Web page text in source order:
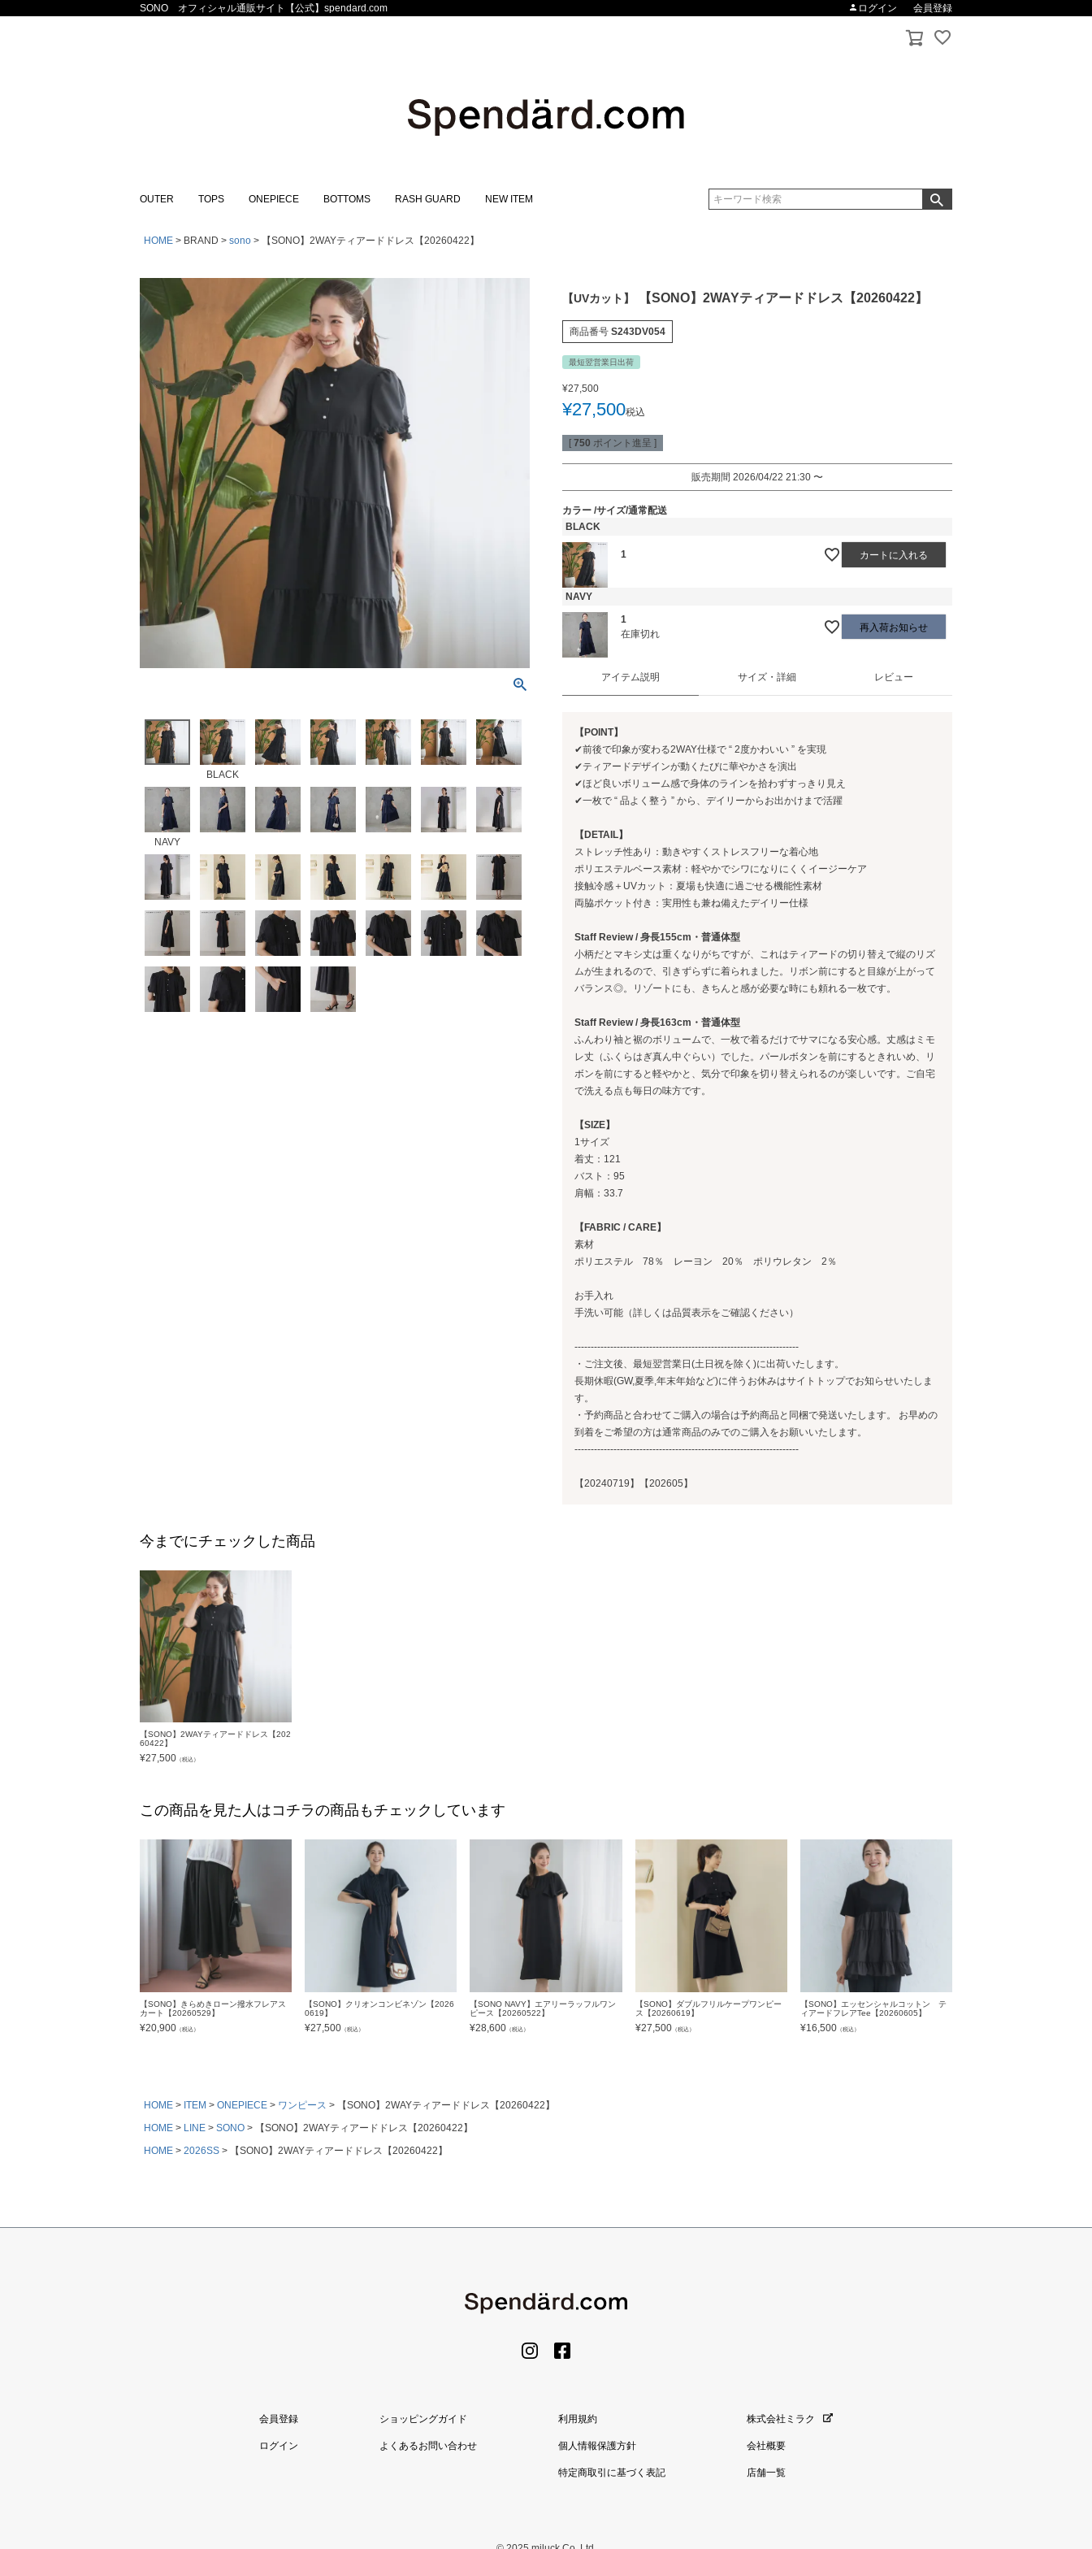
SONO オフィシャル通販サイト【公式】spendard.com ログイン 会員登録
OUTER TOPS ONEPIECE BOTTOMS RASH GUARD NEW ITEM
検索
HOME BRAND sono 【SONO】2WAYティアードドレス【20260422】
BLACK
NAVY
【UVカット】 【SONO】2WAYティアードドレス【20260422】
商品番号 S243DV054
最短翌営業日出荷
¥27,500
¥27,500税込
[ 750 ポイント進呈 ]
販売期間 2026/04/22 21:30 〜
カラー サイズ/通常配送
BLACK
1 カートに入れる
NAVY
1
在庫切れ
再入荷お知らせ
アイテム説明 サイズ・詳細 レビュー
【POINT】
✔前後で印象が変わる2WAY仕様で “ 2度かわいい ” を実現
✔ティアードデザインが動くたびに華やかさを演出
✔ほど良いボリューム感で身体のラインを拾わずすっきり見え
✔一枚で “ 品よく整う ” から、デイリーからお出かけまで活躍
【DETAIL】
ストレッチ性あり：動きやすくストレスフリーな着心地
ポリエステルベース素材：軽やかでシワになりにくくイージーケア
接触冷感＋UVカット：夏場も快適に過ごせる機能性素材
両脇ポケット付き：実用性も兼ね備えたデイリー仕様
Staff Review / 身長155cm・普通体型
小柄だとマキシ丈は重くなりがちですが、これはティアードの切り替えで縦のリズ
ムが生まれるので、引きずらずに着られました。リボン前にすると目線が上がって
バランス◎。リゾートにも、きちんと感が必要な時にも頼れる一枚です。
Staff Review / 身長163cm・普通体型
ふんわり袖と裾のボリュームで、一枚で着るだけでサマになる安心感。丈感はミモ
レ丈（ふくらはぎ真ん中ぐらい）でした。パールボタンを前にするときれいめ、リ
ボンを前にすると軽やかと、気分で印象を切り替えられるのが楽しいです。ご自宅
で洗える点も毎日の味方です。
【SIZE】
1サイズ
着丈：121
バスト：95
肩幅：33.7
【FABRIC / CARE】
素材
ポリエステル 78％ レーヨン 20％ ポリウレタン 2％
お手入れ
手洗い可能（詳しくは品質表示をご確認ください）
---------------------------------------------------------------------
・ご注文後、最短翌営業日(土日祝を除く)に出荷いたします。
長期休暇(GW,夏季,年末年始など)に伴うお休みはサイトトップでお知らせいたしま
す。
・予約商品と合わせてご購入の場合は予約商品と同梱で発送いたします。 お早めの
到着をご希望の方は通常商品のみでのご購入をお願いいたします。
---------------------------------------------------------------------
【20240719】【202605】
今までにチェックした商品
【SONO】2WAYティアードドレス【202
60422】
¥27,500 （税込）
この商品を見た人はコチラの商品もチェックしています
【SONO】きらめきローン撥水フレアス
カート【20260529】
¥20,900 （税込）
【SONO】クリオンコンビネゾン【2026
0619】
¥27,500 （税込）
【SONO NAVY】エアリーラッフルワン
ピース【20260522】
¥28,600 （税込）
【SONO】ダブルフリルケープワンピー
ス【20260619】
¥27,500（税込）
【SONO】エッセンシャルコットン テ
ィアードフレアTee【20260605】
¥16,500（税込）
HOME ITEM ONEPIECE ワンピース
【SONO】2WAYティアードドレス【20260422】
HOME
LINE SONO
【SONO】2WAYティアードドレス【20260422】
HOME
2026SS 【SONO】2WAYティアードドレス【20260422】
会員登録
ログイン
ショッピングガイド
よくあるお問い合わせ
利用規約
個人情報保護方針
特定商取引に基づく表記
株式会社ミラク
会社概要
店舗一覧